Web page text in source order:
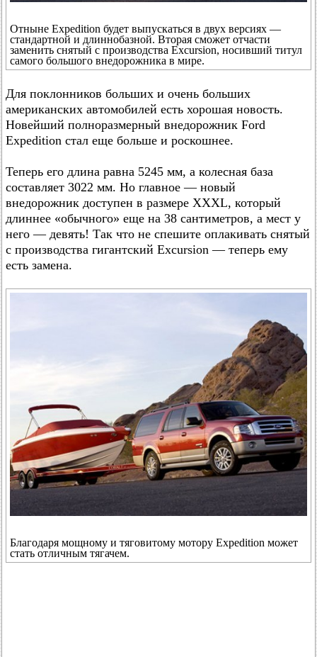
Отныне Expedition будет выпускаться в двух версиях —
стандартной и длиннобазной. Вторая сможет отчасти
заменить снятый с производства Excursion, носивший титул
самого большого внедорожника в мире.
Для поклонников больших и очень больших
американских автомобилей есть хорошая новость.
Новейший полноразмерный внедорожник Ford
Expedition стал еще больше и роскошнее.
Теперь его длина равна 5245 мм, а колесная база
составляет 3022 мм. Но главное — новый
внедорожник доступен в размере XXXL, который
длиннее «обычного» еще на 38 сантиметров, а мест у
него — девять! Так что не спешите оплакивать снятый
с производства гигантский Excursion — теперь ему
есть замена.
Благодаря мощному и тяговитому мотору Expedition может
стать отличным тягачем.